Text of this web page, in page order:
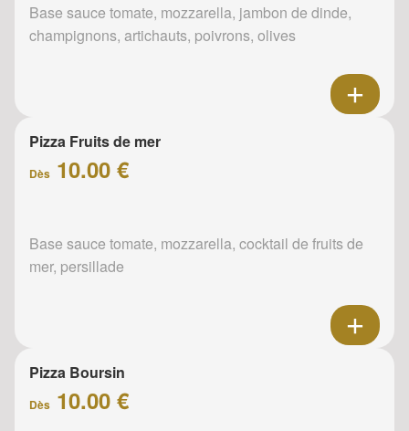
Base sauce tomate, mozzarella, jambon de dinde,
champignons, artichauts, poivrons, olives
Pizza Fruits de mer
Dès 10.00 €
Base sauce tomate, mozzarella, cocktail de fruits de
mer, persillade
Pizza Boursin
Dès 10.00 €